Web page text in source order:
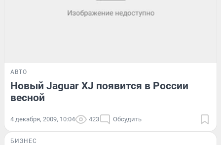
АВТО
Новый Jaguar XJ появится в России
весной
4 декабря, 2009, 10:04 423 Обсудить
БИЗНЕС